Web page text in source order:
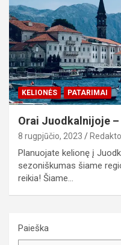
KELIONĖS PATARIMAI
Orai Juodkalnijoje
8 rugpjūčio, 2023
Planuojate kelionę į
sezoniškumas šiame
reikia! Šiame…
Paieška